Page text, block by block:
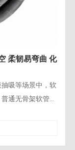
柔韧易弯曲 化
吸等场景中，软
通无骨架软管在